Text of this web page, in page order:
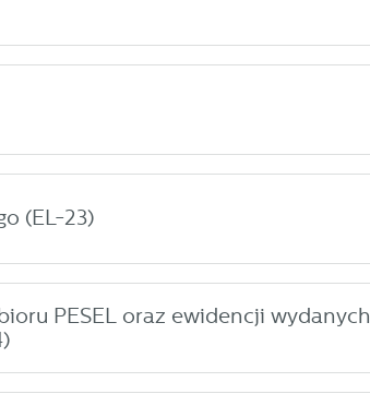
(EL-23)
PESEL oraz ewidencji wydanych
oraz innych dostawców